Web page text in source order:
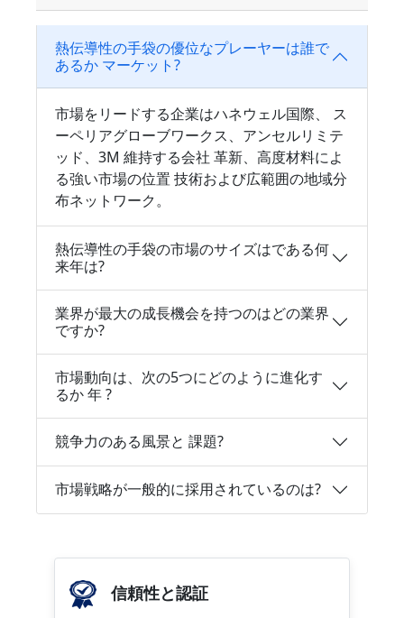
熱伝導性の手袋の優位なプレーヤーは誰で
あるか マーケット?
市場をリードする企業はハネウェル国際、 ス
ーペリアグローブワークス、アンセルリミテ
ッド、3M 維持する会社 革新、高度材料によ
る強い市場の位置 技術および広範囲の地域分
布ネットワーク。
熱伝導性の手袋の市場のサイズはである何
来年は?
業界が最大の成長機会を持つのはどの業界
ですか?
市場動向は、次の5つにどのように進化す
るか 年 ?
競争力のある風景と 課題?
市場戦略が一般的に採用されているのは?
信頼性と認証